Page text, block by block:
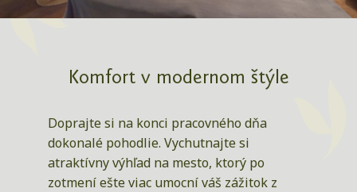
Komfort v modernom štýle
Doprajte si na konci pracovného dňa
dokonalé pohodlie. Vychutnajte si
atraktívny výhľad na mesto, ktorý po
zotmení ešte viac umocní váš zážitok z